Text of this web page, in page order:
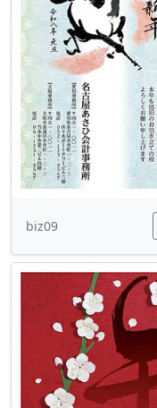
biz09